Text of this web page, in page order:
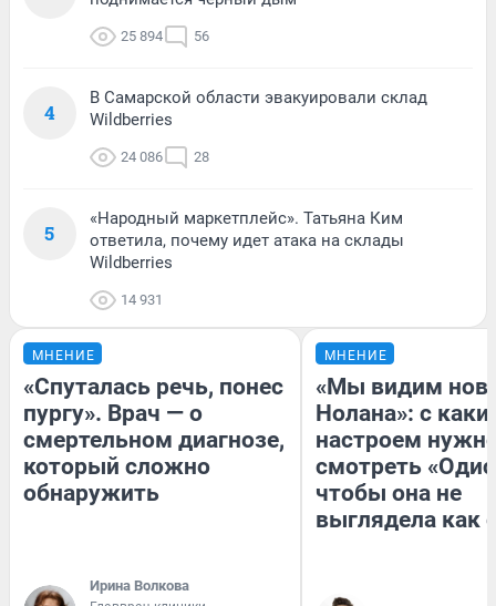
25 894 56
4
В Самарской области эвакуировали склад
Wildberries
24 086 28
5
«Народный маркетплейс». Татьяна Ким
ответила, почему идет атака на склады
Wildberries
14 931
МНЕНИЕ
«Спуталась речь, понес
пургу». Врач — о
смертельном диагнозе,
который сложно
обнаружить
Ирина Волкова
МНЕНИЕ
«Мы видим
Нолана»: с
настроем
смотреть
чтобы она не
выглядела как